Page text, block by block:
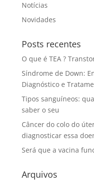
Notícias
Novidades
Posts recentes
O que é TEA ?
Síndrome de Down:
Diagnóstico e
Tipos sanguíneos:
saber o seu
Câncer do colo do
diagnosticar essa
Será que a vacina
Arquivos